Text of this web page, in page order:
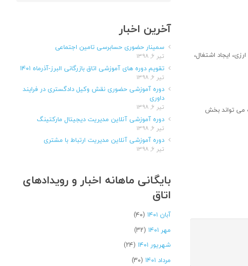
ایجاد اشتغال،
می تواند بخش
آخرین اخبار
سمینار حضوری حسابرسی تامین اجتماعی
تیر ۶, ۱۳۹۸
تقویم دوره های آموزشی اتاق بازرگانی البرز-آذرماه ۱۴۰۱
تیر ۶, ۱۳۹۸
دوره آموزشی حضوری نقش وکیل دادگستری در فرایند
داوری
تیر ۶, ۱۳۹۸
دوره آموزشی آنلاین مدیریت دیجیتال مارکتینگ
تیر ۶, ۱۳۹۸
دوره آموزشی آنلاین مدیریت ارتباط با مشتری
تیر ۶, ۱۳۹۸
بایگانی ماهانه اخبار و رویدادهای
اتاق
آبان ۱۴۰۱
(۴۰)
مهر ۱۴۰۱
(۳۲)
شهریور ۱۴۰۱
(۲۴)
مرداد ۱۴۰۱
(۳۰)